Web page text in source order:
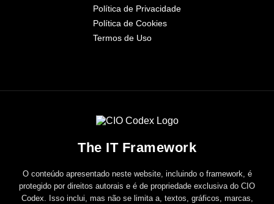
Política de Privacidade
Política de Cookies
Termos de Uso
The IT Framework
O conteúdo apresentado neste website, incluindo o framework, é
protegido por direitos autorais e é de propriedade exclusiva do CIO
Codex. Isso inclui, mas não se limita a, textos, gráficos, marcas,